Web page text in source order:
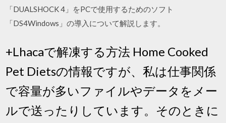
「DUALSHOCK 4」をPCで使用するためのソフト
「DS4Windows」の導入について解説します。
+Lhacaで解凍する方法 Home Cooked
Pet Dietsの情報ですが、私は仕事関係
で容量が多いファイルやデータをメー
ルで送ったりしています。そのときに